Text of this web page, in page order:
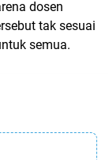
dosen
tak sesuai
semua.